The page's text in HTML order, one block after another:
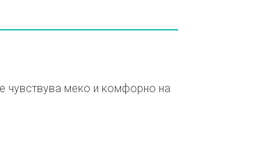
чувствува меко и комфорно на